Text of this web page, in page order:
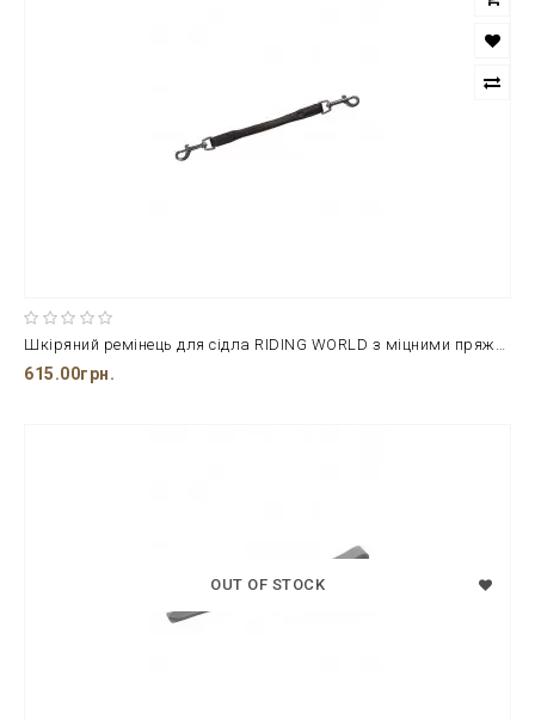
615.00грн.
OUT OF STOCK